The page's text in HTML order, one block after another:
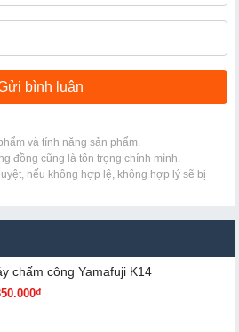
và tính năng sản phẩm.
đồng cũng là tôn trọng chính mình.
nếu không hợp lệ, không hợp lý sẽ bị
chấm cô​ng Yamafuji K14